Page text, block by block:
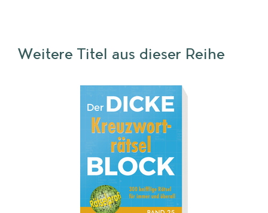
Weitere Titel aus dieser Reihe